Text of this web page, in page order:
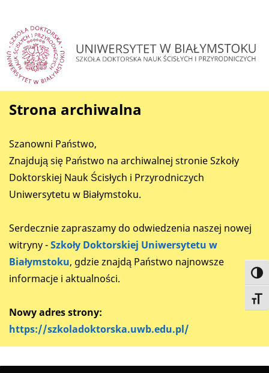
Strona archiwalna
Szanowni Państwo,
Znajdują się Państwo na archiwalnej stronie Szkoły
Doktorskiej Nauk Ścisłych i Przyrodniczych
Uniwersytetu w Białymstoku.
Serdecznie zapraszamy do odwiedzenia naszej nowej
witryny -Szkoły Doktorskiej Uniwersytetu w
Białymstoku, gdzie znajdą Państwo najnowsze
informacje i aktualności.
Nowy adres strony:
https://szkoladoktorska.uwb.edu.pl/